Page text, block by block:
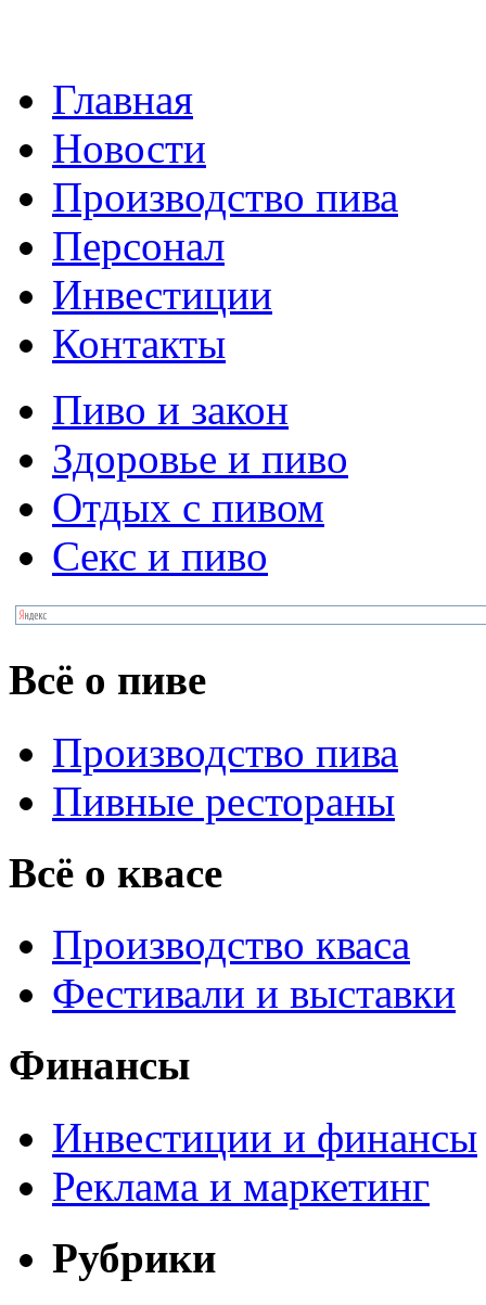
Главная
Новости
Производство пива
Персонал
Инвестиции
Контакты
Пиво и закон
Здоровье и пиво
Отдых с пивом
Секс и пиво
Всё о пиве
Производство пива
Пивные рестораны
Всё о квасе
Производство кваса
Фестивали и выставки
Финансы
Инвестиции и финансы
Реклама и маркетинг
Рубрики